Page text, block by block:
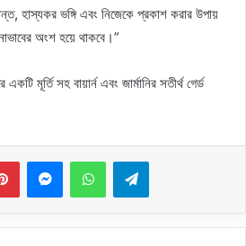
হাস্যকর ভঙ্গি এবং নিজেকে প্রকাশ করার উপায়
অংশ হয়ে থাকবে।”
মূর্তি সহ বায়ার্ন এবং জার্মানির সতীর্থ গের্ড
MessengerWhatsAppTelegram